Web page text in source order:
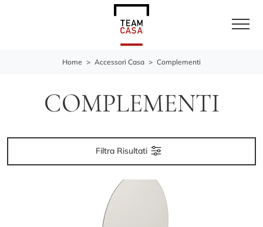
Home > Accessori Casa > Complementi
COMPLEMENTI
Filtra Risultati